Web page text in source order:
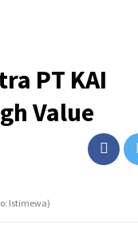
PT KAI
Value
Istimewa)